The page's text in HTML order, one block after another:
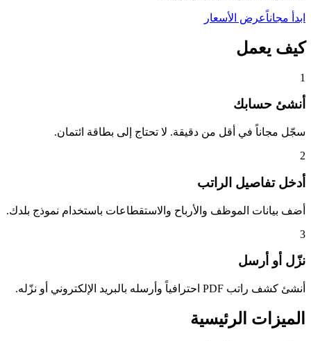
ابدأ مجاناًعرض الأسعار
كيف يعمل
1
أنشئ حسابك
سجّل مجاناً في أقل من دقيقة. لا تحتاج إلى بطاقة ائتمان.
2
أدخل تفاصيل الراتب
أضف بيانات الموظف والأرباح والاستقطاعات باستخدام نموذج بلدك.
3
نزّل أو أرسل
أنشئ كشف راتب PDF احترافياً وأرسله بالبريد الإلكتروني أو نزّله.
الميزات الرئيسية